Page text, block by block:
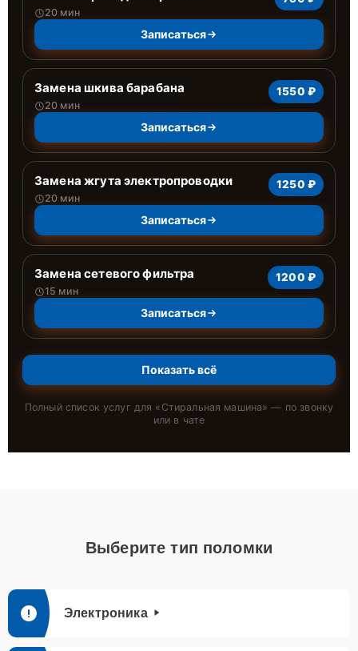
20 мин
Записаться
Замена шкива барабана
20 мин
1550 ₽
Записаться
Замена жгута электропроводки
20 мин
1250 ₽
Записаться
Замена сетевого фильтра
15 мин
1200 ₽
Записаться
Показать всё
Полный список услуг для « Стиральная машина» — по звонку
или в чате
Выберите тип поломки
Электроника